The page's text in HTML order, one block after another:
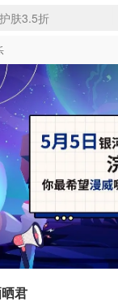
扣上新
肤3.5折
3折
好价汇总
叠9折
8折
超市实拍
票捡漏
末1折
奢牌1折起
3折起
1折护肤1折
季6.2折
送Airpods
汇总送$50
好物
7.5折
高奢地板价
6折
折起
首饰2折
促销
妆礼
好物
演开票
时尚3折
护肤
盒$33
50ml沐浴露
折
洋馆门票6折
罐$16送香薰
6.8折
日历2.3折
私促3折
雾$16
装逆天2折
家4折
6折起
品2.7折
9折
美容仪9折
Live
美衣3折
地机3.7折
杯$24
网5折
6.3折
折
7折
4.5折
妆4折
君